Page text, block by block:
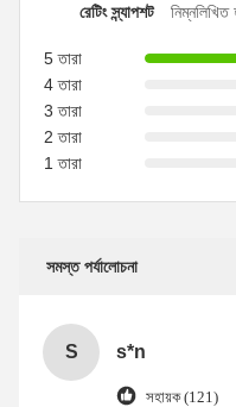
রেটিং স্ন্যাপশট
5 তারা
4 তারা
3 তারা
2 তারা
1 তারা
সমস্ত পর্যালোচনা
S s*n
সহায়ক (121)